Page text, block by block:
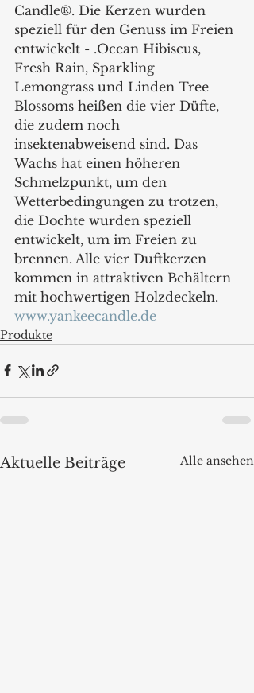
Candle®. Die Kerzen wurden
speziell für den Genuss im Freien
entwickelt - .Ocean Hibiscus,
Fresh Rain, Sparkling
Lemongrass und Linden Tree
Blossoms heißen die vier Düfte,
die zudem noch
insektenabweisend sind. Das
Wachs hat einen höheren
Schmelzpunkt, um den
Wetterbedingungen zu trotzen,
die Dochte wurden speziell
entwickelt, um im Freien zu
brennen. Alle vier Duftkerzen
kommen in attraktiven Behältern
mit hochwertigen Holzdeckeln.
www.yankeecandle.de
Produkte
Aktuelle Beiträge Alle ansehen